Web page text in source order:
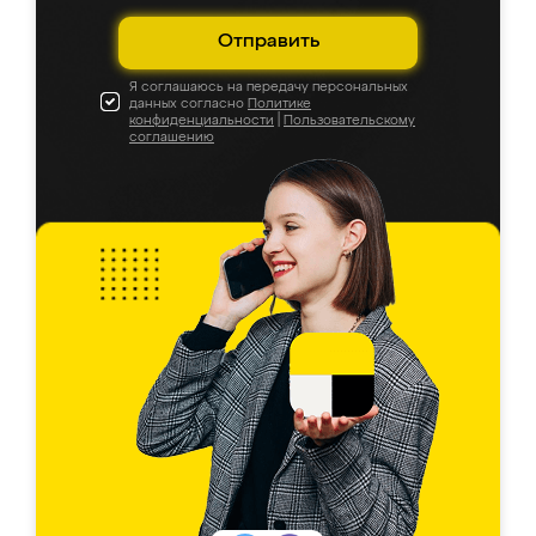
Отправить
Я соглашаюсь на передачу персональных
данных согласно Политике
конфиденциальности
Пользовательскому
соглашению